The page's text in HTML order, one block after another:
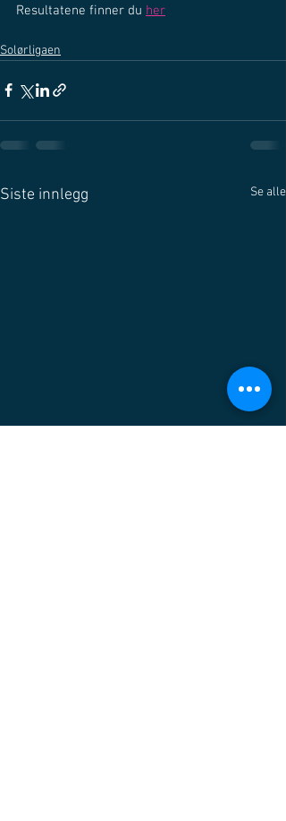
Resultatene finner du her
Solørligaen
Siste innlegg Se alle